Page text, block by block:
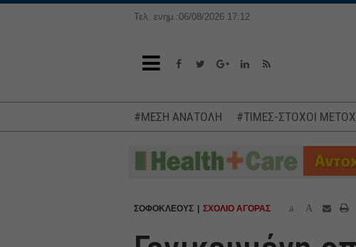
Τελ. ενημ.:06/08/2026 17:12
#ΜΕΣΗ ΑΝΑΤΟΛΗ #ΤΙΜΕΣ-ΣΤΟΧΟΙ
ΣΟΦΟΚΛΕΟΥΣ ΣΧΟΛΙΟ ΑΓΟΡΑΣ a A